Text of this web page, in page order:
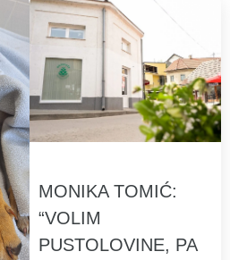
MONIKA TOMIĆ:
“VOLIM
PUSTOLOVINE, PA